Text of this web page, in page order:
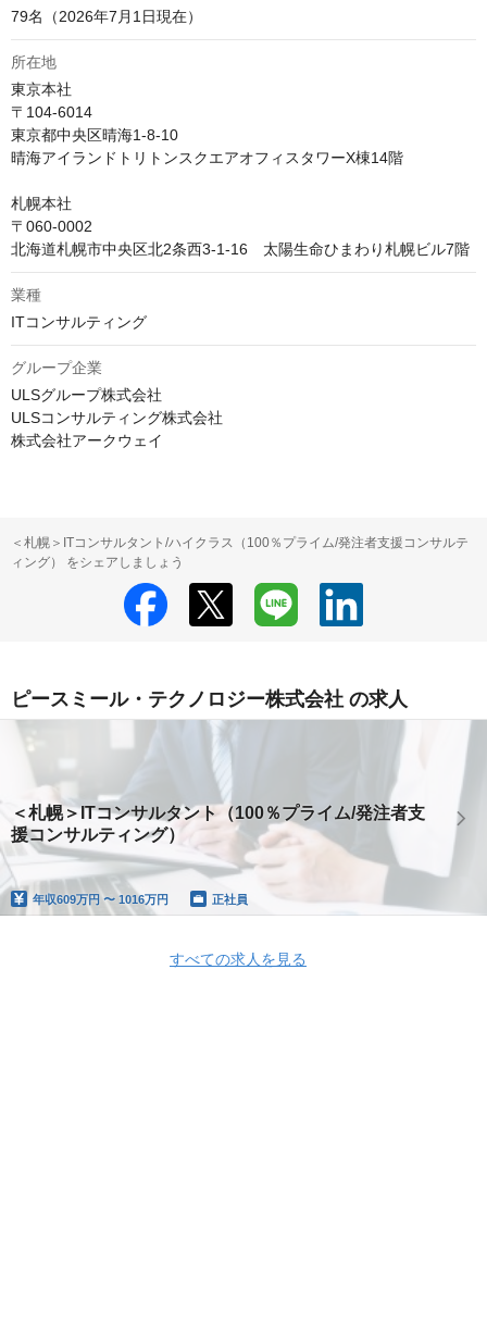
79名（2026年7月1日現在）
所在地
東京本社
〒104-6014
東京都中央区晴海1-8-10
晴海アイランドトリトンスクエアオフィスタワーX棟14階
札幌本社
〒060-0002
北海道札幌市中央区北2条西3-1-16　太陽生命ひまわり札幌ビル7階
業種
ITコンサルティング
グループ企業
ULSグループ株式会社
ULSコンサルティング株式会社
株式会社アークウェイ
＜札幌＞ITコンサルタント/ハイクラス（100％プライム/発注者支援コンサルテ
ィング） をシェアしましょう
ピースミール・テクノロジー株式会社 の求人
＜札幌＞ITコンサルタント（100％プライム/発注者支
援コンサルティング）
年収609万円 〜 1016万円 正社員
すべての求人を見る